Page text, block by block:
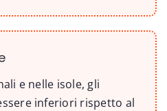
e nelle isole, gli
inferiori rispetto al